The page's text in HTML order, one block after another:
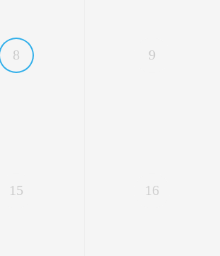
8 9
15 16